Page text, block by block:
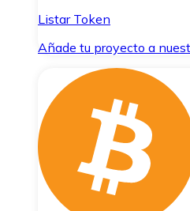
Listar Token
Añade tu proyecto a